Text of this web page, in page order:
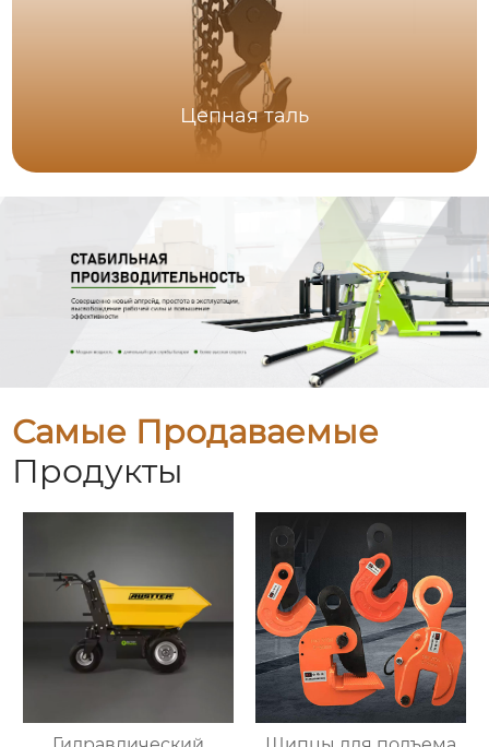
Цепная таль
Самые Продаваемые
Продукты